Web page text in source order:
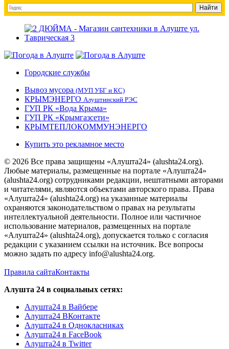
Городские службы
Вывоз мусора (МУП УБГ и КС)
КРЫМЭНЕРГО Алуштинский РЭС
ГУП РК «Вода Крыма»
ГУП РК «Крымгазсети»
КРЫМТЕПЛОКОММУНЭНЕРГО
Купить это рекламное место
© 2026 Все права защищены «Алушта24» (alushta24.org).
Любые материалы, размещенные на портале «Алушта24»
(alushta24.org) сотрудниками редакции, нештатными авторами
и читателями, являются объектами авторского права. Права
«Алушта24» (alushta24.org) на указанные материалы
охраняются законодательством о правах на результаты
интеллектуальной деятельности. Полное или частичное
использование материалов, размещенных на портале
«Алушта24» (alushta24.org), допускается только с согласия
редакции с указанием ссылки на источник. Все вопросы
можно задать по адресу info@alushta24.org.
Правила сайтаКонтакты
Алушта 24 в социальных сетях:
Алушта24 в Вайбере
Алушта24 ВКонтакте
Алушта24 в Однокласниках
Алушта24 в FaceBook
Алушта24 в Twitter